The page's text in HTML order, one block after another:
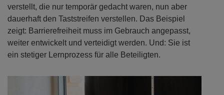
verstellt, die nur temporär gedacht waren, nun aber
dauerhaft den Taststreifen verstellen. Das Beispiel
zeigt: Barrierefreiheit muss im Gebrauch angepasst,
weiter entwickelt und verteidigt werden. Und: Sie ist
ein stetiger Lernprozess für alle Beteiligten.